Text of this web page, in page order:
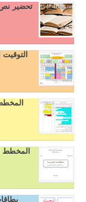
تحضير نص
التوقيت
المخطط